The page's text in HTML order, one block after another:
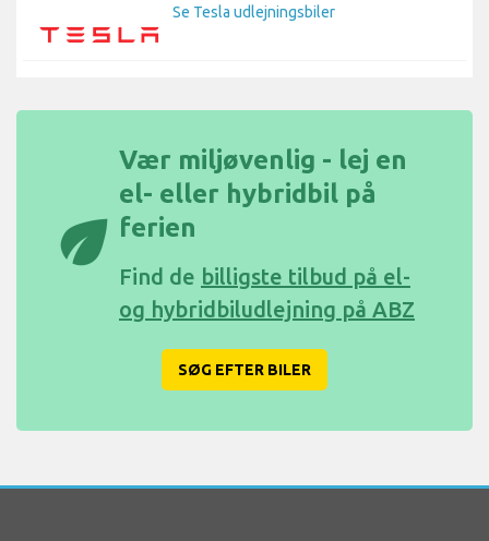
Se Tesla udlejningsbiler
eco
Vær miljøvenlig - lej en
el- eller hybridbil på
ferien
Find de billigste tilbud på el-
og hybridbiludlejning på ABZ
SØG EFTER BILER